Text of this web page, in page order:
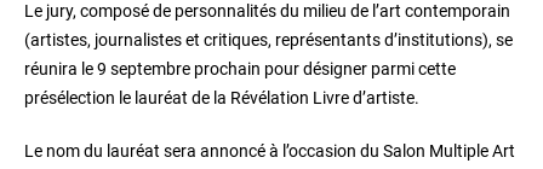
Le jury, composé de personnalités du milieu de l’art contemporain
(artistes, journalistes et critiques, représentants d’institutions), se
réunira le 9 septembre prochain pour désigner parmi cette
présélection le lauréat de la Révélation Livre d’artiste.
Le nom du lauréat sera annoncé à l’occasion du Salon Multiple Art